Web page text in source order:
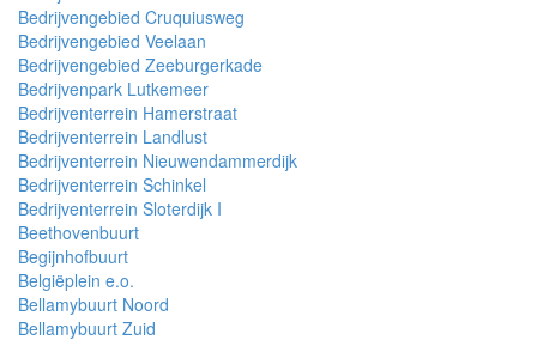
Bedrijvengebied Cruquiusweg
Bedrijvengebied Veelaan
Bedrijvengebied Zeeburgerkade
Bedrijvenpark Lutkemeer
Bedrijventerrein Hamerstraat
Bedrijventerrein Landlust
Bedrijventerrein Nieuwendammerdijk
Bedrijventerrein Schinkel
Bedrijventerrein Sloterdijk I
Beethovenbuurt
Begijnhofbuurt
Belgiëplein e.o.
Bellamybuurt Noord
Bellamybuurt Zuid